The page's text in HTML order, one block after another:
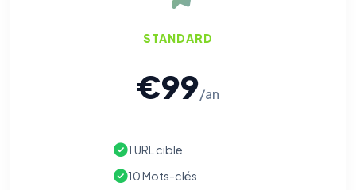
STANDARD
€99/an
1 URL cible
10 Mots-clés